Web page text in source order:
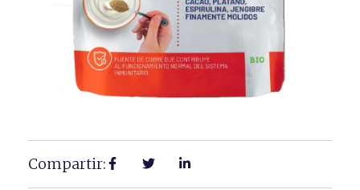
Compartir: